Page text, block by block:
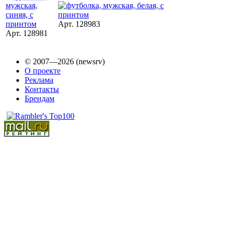
Арт. 128981
Арт. 128983
© 2007—2026 (newsrv)
О проекте
Реклама
Контакты
Брендам